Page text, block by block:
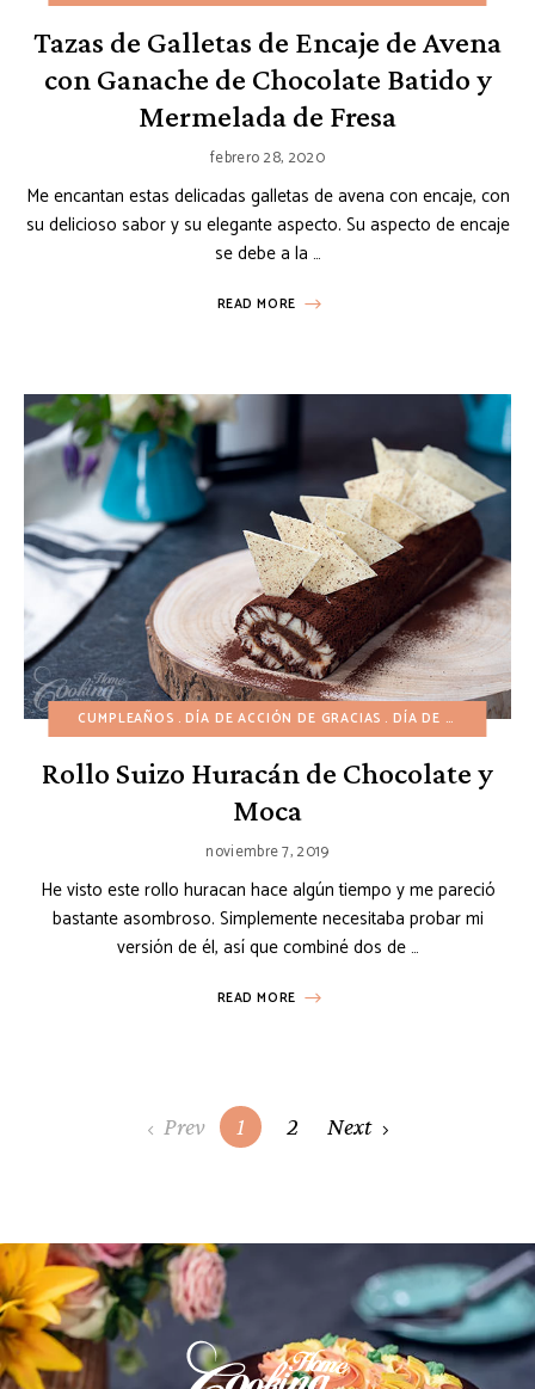
Tazas de Galletas de Encaje de Avena
con Ganache de Chocolate Batido y
Mermelada de Fresa
febrero 28, 2020
Me encantan estas delicadas galletas de avena con encaje, con
su delicioso sabor y su elegante aspecto. Su aspecto de encaje
se debe a la …
READ MORE
CUMPLEAÑOS DÍA DE ACCIÓN DE GRACIAS DÍA DE SAN VALENTÍN
Rollo Suizo Huracán de Chocolate y
Moca
noviembre 7, 2019
He visto este rollo huracan hace algún tiempo y me pareció
bastante asombroso. Simplemente necesitaba probar mi
versión de él, así que combiné dos de …
READ MORE
Prev 1 2 Next